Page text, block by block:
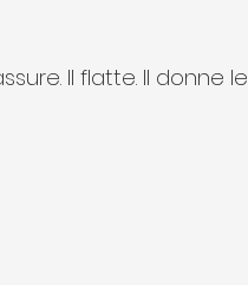
Il flatte. Il donne le